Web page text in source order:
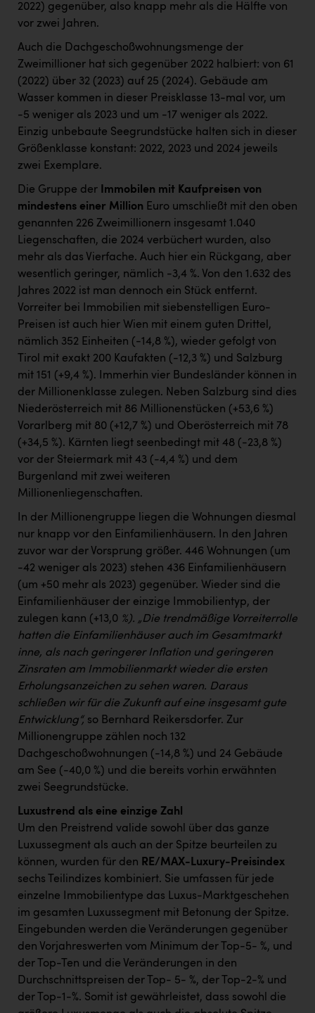
2022) gegenüber, also knapp mehr als die Hälfte von
vor zwei Jahren.
Auch die Dachgeschoßwohnungsmenge der
Zweimillioner hat sich gegenüber 2022 halbiert: von 61
(2022) über 32 (2023) auf 25 (2024). Gebäude am
Wasser kommen in dieser Preisklasse 13-mal vor, um
-5 weniger als 2023 und um -17 weniger als 2022.
Einzig unbebaute Seegrundstücke halten sich in dieser
Größenklasse konstant: 2022, 2023 und 2024 jeweils
zwei Exemplare.
Die Gruppe der Immobilen mit Kaufpreisen von
mindestens einer Million Euro umschließt mit den oben
genannten 226 Zweimillionern insgesamt 1.040
Liegenschaften, die 2024 verbüchert wurden, also
mehr als das Vierfache. Auch hier ein Rückgang, aber
wesentlich geringer, nämlich -3,4 %. Von den 1.632 des
Jahres 2022 ist man dennoch ein Stück entfernt.
Vorreiter bei Immobilien mit siebenstelligen Euro-
Preisen ist auch hier Wien mit einem guten Drittel,
nämlich 352 Einheiten (-14,8 %), wieder gefolgt von
Tirol mit exakt 200 Kaufakten (-12,3 %) und Salzburg
mit 151 (+9,4 %). Immerhin vier Bundesländer können in
der Millionenklasse zulegen. Neben Salzburg sind dies
Niederösterreich mit 86 Millionenstücken (+53,6 %)
Vorarlberg mit 80 (+12,7 %) und Oberösterreich mit 78
(+34,5 %). Kärnten liegt seenbedingt mit 48 (-23,8 %)
vor der Steiermark mit 43 (-4,4 %) und dem
Burgenland mit zwei weiteren
Millionenliegenschaften.
In der Millionengruppe liegen die Wohnungen diesmal
nur knapp vor den Einfamilienhäusern. In den Jahren
zuvor war der Vorsprung größer. 446 Wohnungen (um
-42 weniger als 2023) stehen 436 Einfamilienhäusern
(um +50 mehr als 2023) gegenüber. Wieder sind die
Einfamilienhäuser der einzige Immobilientyp, der
zulegen kann (+13,0 %). „Die trendmäßige Vorreiterrolle
hatten die Einfamilienhäuser auch im Gesamtmarkt
inne, als nach geringerer Inflation und geringeren
Zinsraten am Immobilienmarkt wieder die ersten
Erholungsanzeichen zu sehen waren. Daraus
schließen wir für die Zukunft auf eine insgesamt gute
Entwicklung“, so Bernhard Reikersdorfer. Zur
Millionengruppe zählen noch 132
Dachgeschoßwohnungen (-14,8 %) und 24 Gebäude
am See (-40,0 %) und die bereits vorhin erwähnten
zwei Seegrundstücke.
Luxustrend als eine einzige Zahl
Um den Preistrend valide sowohl über das ganze
Luxussegment als auch an der Spitze beurteilen zu
können, wurden für den RE/MAX-Luxury-Preisindex
sechs Teilindizes kombiniert. Sie umfassen für jede
einzelne Immobilientype das Luxus-Marktgeschehen
im gesamten Luxussegment mit Betonung der Spitze.
Eingebunden werden die Veränderungen gegenüber
den Vorjahreswerten vom Minimum der Top-5- %, und
der Top-Ten und die Veränderungen in den
Durchschnittspreisen der Top- 5- %, der Top-2-% und
der Top-1-%. Somit ist gewährleistet, dass sowohl die